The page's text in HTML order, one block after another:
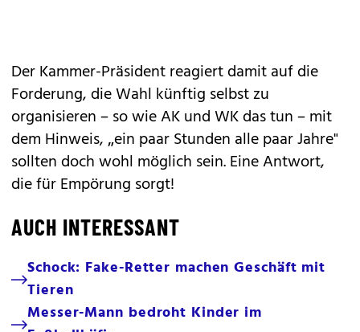
Der Kammer-Präsident reagiert damit auf die
Forderung, die Wahl künftig selbst zu
organisieren – so wie AK und WK das tun – mit
dem Hinweis, „ein paar Stunden alle paar Jahre"
sollten doch wohl möglich sein. Eine Antwort,
die für Empörung sorgt!
AUCH INTERESSANT
Schock: Fake-Retter machen Geschäft mit
Tieren
Messer-Mann bedroht Kinder im